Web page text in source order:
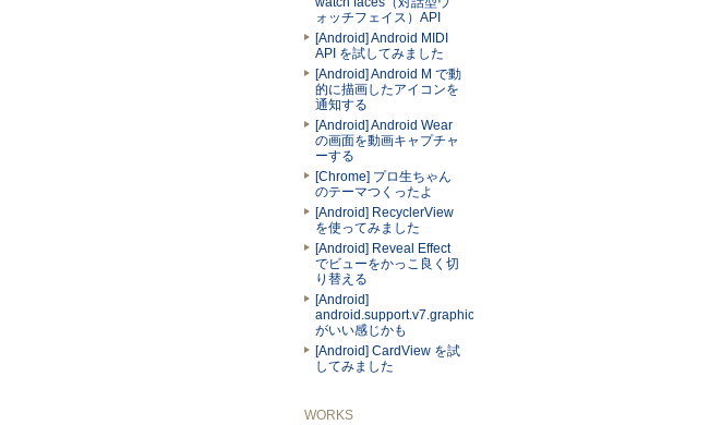
ォッチフェイス）API
[Android] Android MIDI
API を試してみました
[Android] Android M で動
的に描画したアイコンを
通知する
[Android] Android Wear
の画面を動画キャプチャ
ーする
[Chrome] プロ生ちゃん
のテーマつくったよ
[Android] RecyclerView
を使ってみました
[Android] Reveal Effect
でビューをかっこ良く切
り替える
[Android]
android.support.v7.graphics.Palette
がいい感じかも
[Android] CardView を試
してみました
WORKS